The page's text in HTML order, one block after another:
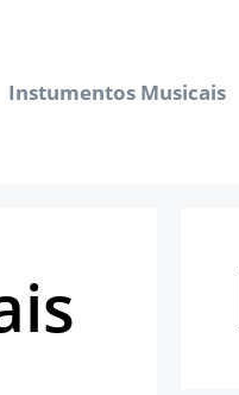
Instumentos Musicais